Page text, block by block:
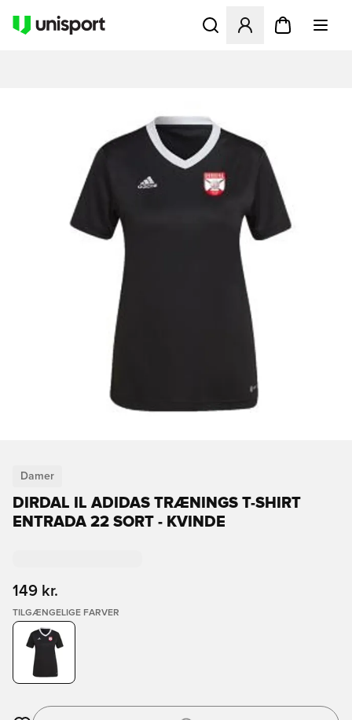
Åbner en Modal til at
Damer
DIRDAL IL ADIDAS TRÆNINGS T-SHIRT
ENTRADA 22 SORT - KVINDE
149 kr.
TILGÆNGELIGE FARVER